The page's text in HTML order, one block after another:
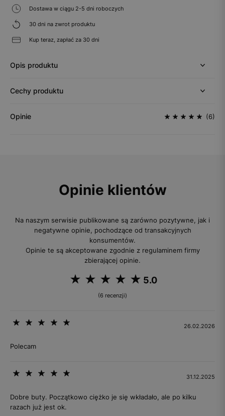
Dostawa w ciągu 2-5 dni roboczych
30 dni na zwrot produktu
Kup teraz, zapłać za 30 dni
Opis produktu
Cechy produktu
Opinie (6)
Opinie klientów
Na naszym serwisie publikowane są zarówno pozytywne, jak i
negatywne opinie, pochodzące od transakcyjnych
konsumentów.
Opinie te są akceptowane zgodnie z regulaminem firmy
zbierającej opinie.
5.0
(6 recenzji)
26.02.2026
Polecam
31.12.2025
Dobre buty. Początkowo ciężko je się wkładało, ale po kilku
razach już jest ok.